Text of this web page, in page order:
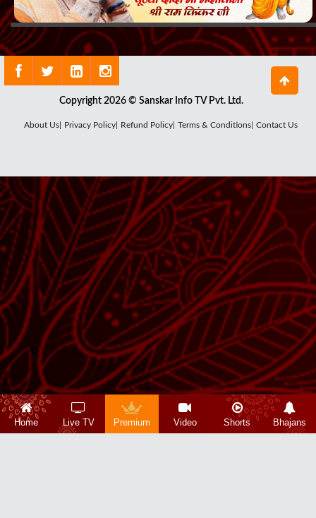
Copyright 2026 © Sanskar Info TV Pvt. Ltd.
About Us| Privacy Policy| Refund Policy| Terms & Conditions| Contact Us
Home Live TV Premium Video Shorts Bhajans